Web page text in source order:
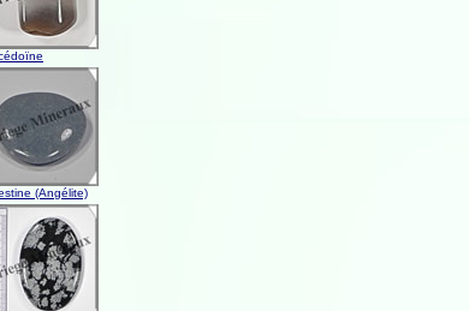
(Angélite)